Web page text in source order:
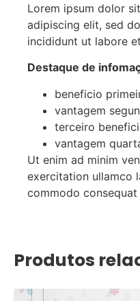
Lorem ipsum dolor
adipiscing elit, sed
incididunt ut labore
Destaque de
beneficio
vantagem
terceiro
vantagem
Ut enim ad minim
exercitation ullamco
commodo consequat
Produtos